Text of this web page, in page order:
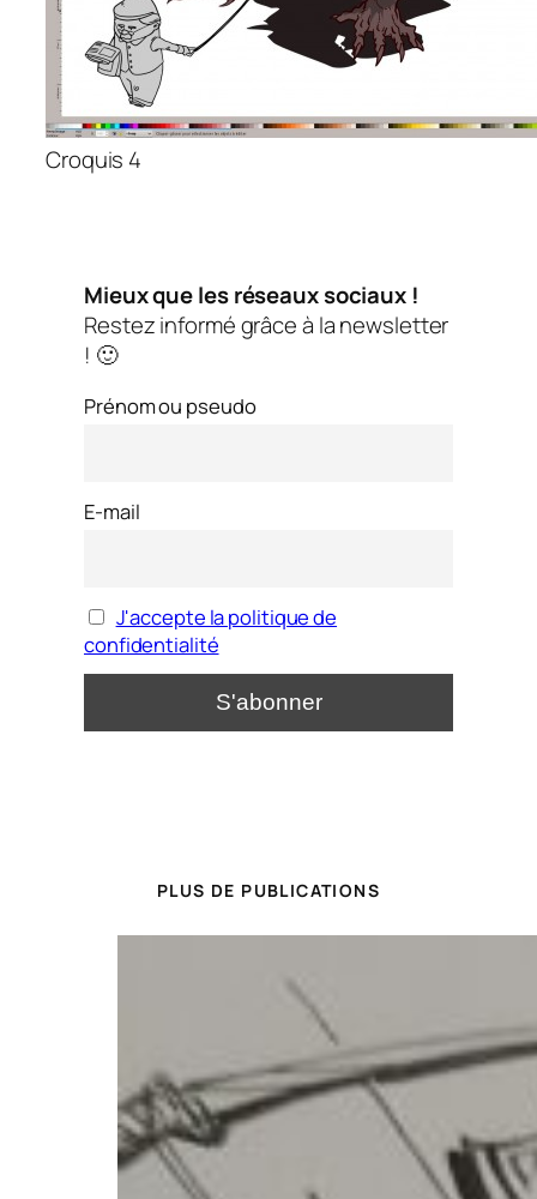
Croquis 4
Mieux que les réseaux sociaux !
Restez informé grâce à la newsletter
! 🙂
Prénom ou pseudo
E-mail
J'accepte la politique de
confidentialité
PLUS DE PUBLICATIONS